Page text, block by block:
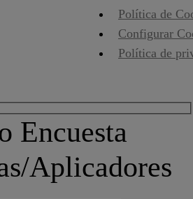
Política de
Configurar
Política de
Encuesta
Aplicadores